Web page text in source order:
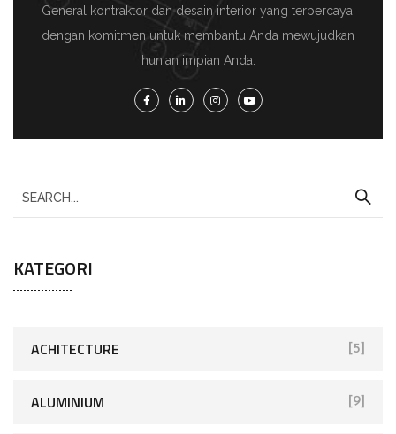
General kontraktor dan desain interior yang terpercaya,
dengan komitmen untuk membantu Anda mewujudkan
hunian impian Anda.
KATEGORI
ACHITECTURE [5]
ALUMINIUM [9]